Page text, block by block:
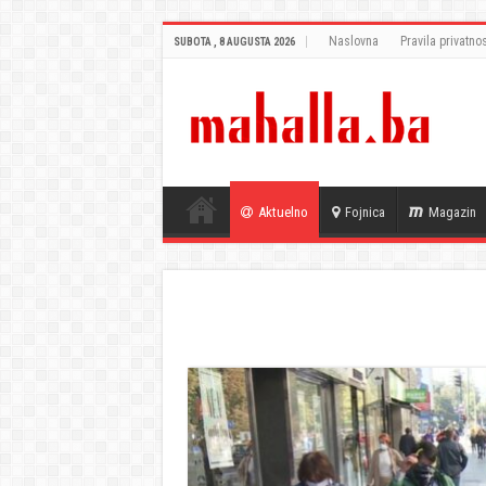
SUBOTA , 8 AUGUSTA 2026 Naslovna Pravila
Aktuelno Fojnica Magazin